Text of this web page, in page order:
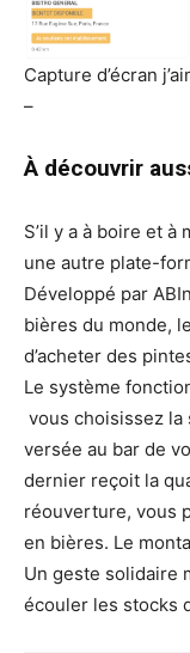
Capture d’écran
–
À découvrir
S’il y a à boire et à
une autre plate-
Développé par
bières du monde,
d’acheter des
Le système
vous choisissez la
versée au bar de
dernier reçoit la
réouverture, vous
en bières. Le
Un geste solidaire
écouler les stocks